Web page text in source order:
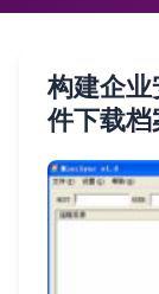
构建企业
件下载档